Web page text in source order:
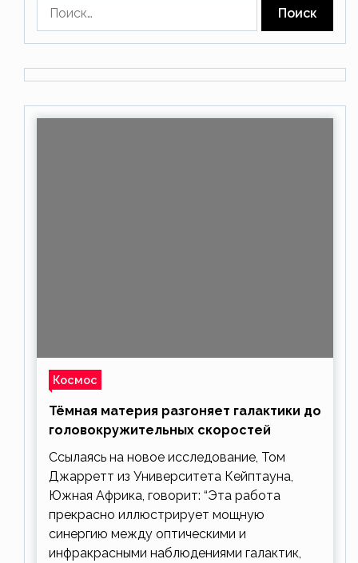
Космос
Тёмная материя разгоняет галактики до
головокружительных скоростей
Ссылаясь на новое исследование, Том
Джарретт из Университета Кейптауна,
Южная Африка, говорит: “Эта работа
прекрасно иллюстрирует мощную
синергию между оптическими и
инфракрасными наблюдениями галактик,